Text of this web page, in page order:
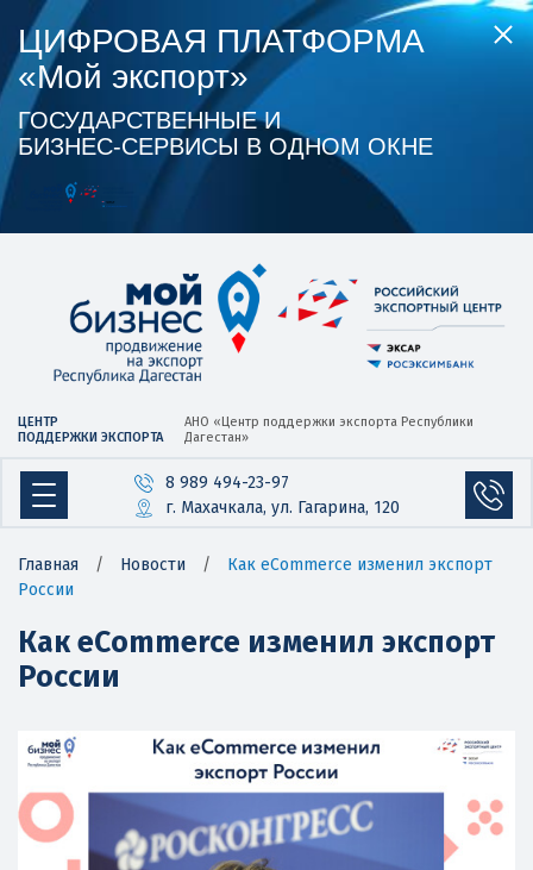
ЦИФРОВАЯ ПЛАТФОРМА
«Мой экспорт»
ГОСУДАРСТВЕННЫЕ И
БИЗНЕС‑СЕРВИСЫ В ОДНОМ ОКНЕ
ЦЕНТР
ПОДДЕРЖКИ ЭКСПОРТА
АНО «Центр поддержки экспорта Республики
Дагестан»
8 989 494-23-97
г. Махачкала, ул. Гагарина, 120
Главная / Новости /
Как eCommerce изменил экспорт
России
Как eCommerce изменил экспорт
России